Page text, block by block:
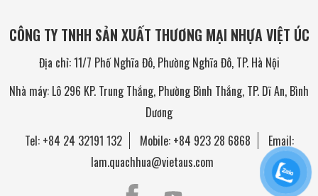
CÔNG TY TNHH SẢN XUẤT THƯƠNG MẠI NHỰA VIỆT ÚC
Địa chỉ: 11/7 Phố Nghĩa Đô, Phường Nghĩa Đô, TP. Hà Nội
Nhà máy: Lô 296 KP. Trung Thắng, Phường Bình Thắng, TP. Dĩ An, Bình
Dương
Tel: +84 24 32191 132 Mobile: +84 923 28 6868
Email:
lam.quachhua@vietaus.com